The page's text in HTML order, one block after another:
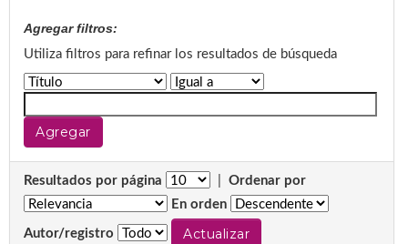
Agregar filtros:
Utiliza filtros para refinar los resultados de búsqueda
Resultados por página
Ordenar por
En orden
Autor/registro